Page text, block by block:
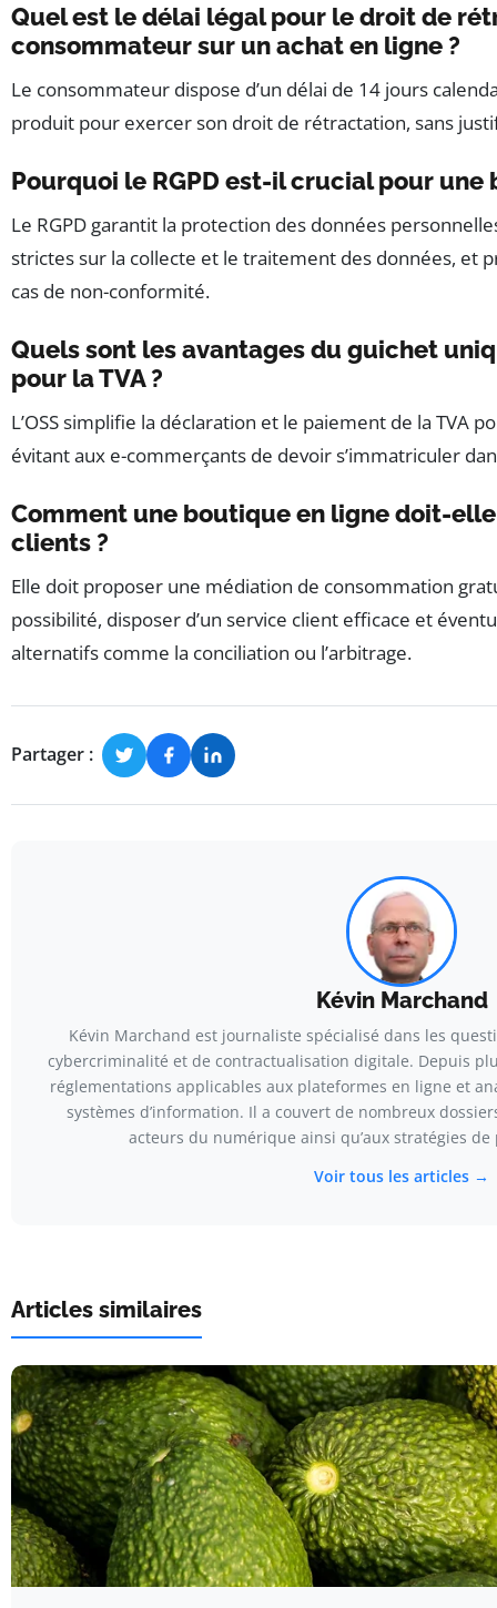
Quel est le délai légal pour le droit de
consommateur sur un achat en ligne ?
Le consommateur dispose d’un délai de 14 jours
produit pour exercer son droit de rétractation, sans
Pourquoi le RGPD est-il crucial pour une
Le RGPD garantit la protection des données
strictes sur la collecte et le traitement des données, et
cas de non-conformité.
Quels sont les avantages du guichet
pour la TVA ?
L’OSS simplifie la déclaration et le paiement de la TVA
évitant aux e-commerçants de devoir s’immatriculer
Comment une boutique en ligne doit-
clients ?
Elle doit proposer une médiation de consommation
possibilité, disposer d’un service client efficace et
alternatifs comme la conciliation ou l’arbitrage.
Partager :
Kévin Marchand
Kévin Marchand est journaliste spécialisé dans les
cybercriminalité et de contractualisation digitale. Depuis
réglementations applicables aux plateformes en ligne et
systèmes d’information. Il a couvert de nombreux
acteurs du numérique ainsi qu’aux stratégies
Voir tous les articles →
Articles similaires